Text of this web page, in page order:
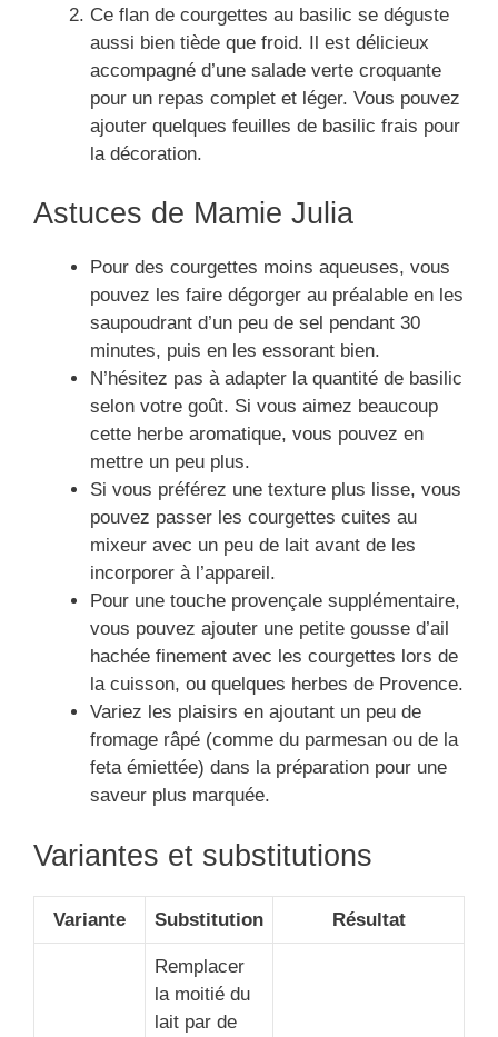
Ce flan de courgettes au basilic se déguste
aussi bien tiède que froid. Il est délicieux
accompagné d’une salade verte croquante
pour un repas complet et léger. Vous pouvez
ajouter quelques feuilles de basilic frais pour
la décoration.
Astuces de Mamie Julia
Pour des courgettes moins aqueuses, vous
pouvez les faire dégorger au préalable en les
saupoudrant d’un peu de sel pendant 30
minutes, puis en les essorant bien.
N’hésitez pas à adapter la quantité de basilic
selon votre goût. Si vous aimez beaucoup
cette herbe aromatique, vous pouvez en
mettre un peu plus.
Si vous préférez une texture plus lisse, vous
pouvez passer les courgettes cuites au
mixeur avec un peu de lait avant de les
incorporer à l’appareil.
Pour une touche provençale supplémentaire,
vous pouvez ajouter une petite gousse d’ail
hachée finement avec les courgettes lors de
la cuisson, ou quelques herbes de Provence.
Variez les plaisirs en ajoutant un peu de
fromage râpé (comme du parmesan ou de la
feta émiettée) dans la préparation pour une
saveur plus marquée.
Variantes et substitutions
Variante Substitution Résultat
Remplacer
la moitié du
lait par de